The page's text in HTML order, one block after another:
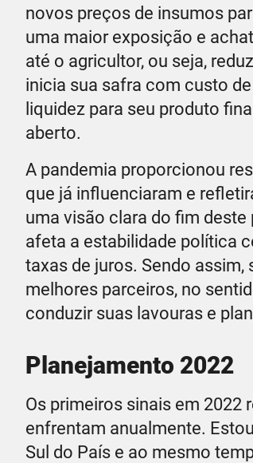
novos preços de insumos
uma maior exposição e
até o agricultor, ou seja,
inicia sua safra com custo
liquidez para seu produto
aberto.
A pandemia proporcionou
que já influenciaram e
uma visão clara do fim
afeta a estabilidade política
taxas de juros. Sendo
melhores parceiros, no
conduzir suas lavouras e
Planejamento 2022
Os primeiros sinais em
enfrentam anualmente.
Sul do País e ao mesmo